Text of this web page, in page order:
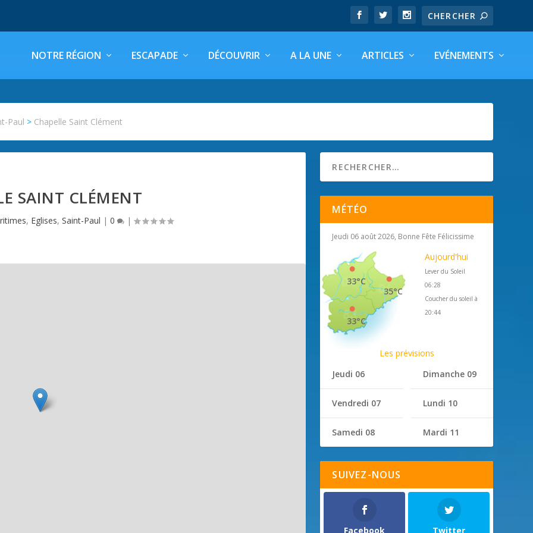
NOTRE RÉGION ESCAPADE DÉCOUVRIR A LA UNE ARTICLES EVÉNEMENTS
Paul > Chapelle Saint Clément
SAINT CLÉMENT
, Eglises,Saint-Paul |0 |
MÉTÉO
Jeudi 06 août 2026, Bonne Fête Félicissime
35°C
33°C
33°C
Aujourd'hui
Lever du Soleil
06:28
Coucher du soleil à
20:44
Les prévisions
Jeudi 06
Vendredi 07
Samedi 08
Dimanche 09
Lundi 10
Mardi 11
SUIVEZ-NOUS
Facebook Twitter